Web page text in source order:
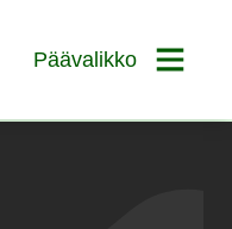
Päävalikko